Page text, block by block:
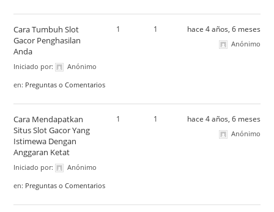
Cara Tumbuh Slot
Gacor Penghasilan
Anda
Iniciado por:
Anónimo
en: Preguntas o Comentarios
1 1 hace 4 años, 6 meses
Anónimo
Cara Mendapatkan
Situs Slot Gacor Yang
Istimewa Dengan
Anggaran Ketat
Iniciado por:
Anónimo
en: Preguntas o Comentarios
1 1 hace 4 años, 6 meses
Anónimo